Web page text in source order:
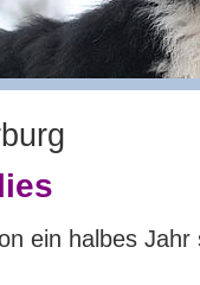
ein halbes